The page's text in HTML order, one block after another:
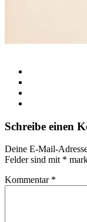
Schreibe einen
Deine E-Mail-
Felder sind mit *
Kommentar *